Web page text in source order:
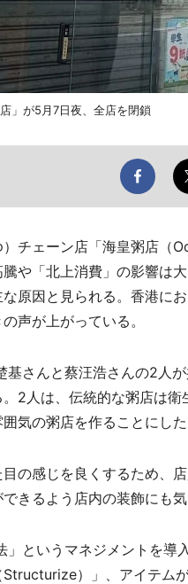
」が5月7日夜、全店を閉鎖
チェーン店「海皇粥店（
や「北上消費」の影響は
原因と見られる。香港に
声が上がっている。
さんと蔡汪浩さんの2人
2人は、伝統的な粥店は
気の粥店を作ることにした
の感じを良くするため、
きるよう店内の装飾にも気
というマネジメントを導
）」、アイテム